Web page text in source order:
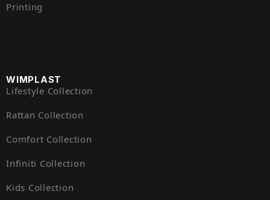
WIMPLAST
Lifestyle Collection
Rattan Collection
Comfort Collection
Infiniti Collection
Kids Collection
Printing